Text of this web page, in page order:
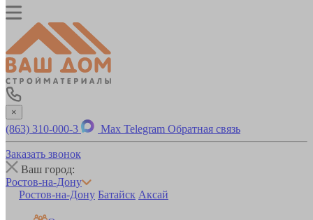
×
(863) 310-000-3 Max Telegram Обратная связь
Заказать звонок
Ваш город:
Ростов-на-Дону
Ростов-на-Дону Батайск Аксай